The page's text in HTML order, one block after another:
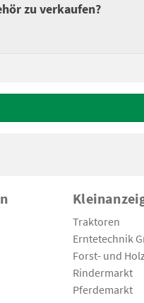
zu verkaufen?
Traktoren
Erntetechnik
Forst- und
Rindermarkt
Pferdemarkt